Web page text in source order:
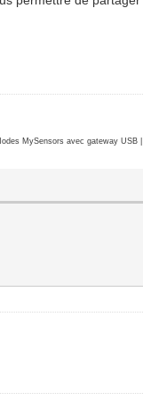
MySensors avec gateway